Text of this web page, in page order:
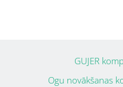
GUJER
Ogu novākšanas